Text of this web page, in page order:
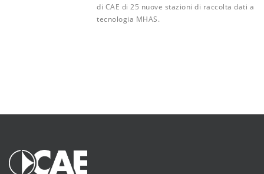
di CAE di 25 nuove stazioni di raccolta dati a
tecnologia MHAS.